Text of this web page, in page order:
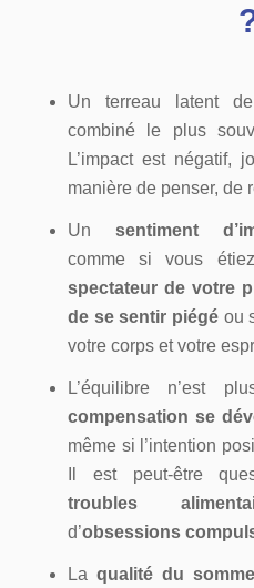
Un terreau latent
combiné le plus
L’impact est négatif,
manière de penser, de
Un sentiment
comme si vous
spectateur de votre
de se sentir piégé ou
votre corps et votre
L’équilibre n’est
compensation se
même si l’intention
Il est peut-être
troubles
d’obsessions
La qualité du